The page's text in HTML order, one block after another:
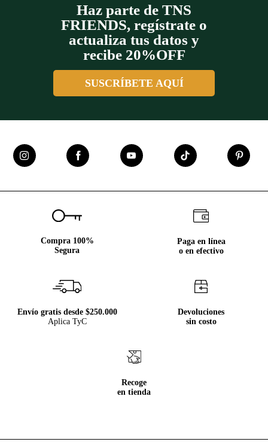
Haz parte de TNS
FRIENDS, regístrate o
actualiza tus datos y
recibe 20%OFF
SUSCRÍBETE AQUÍ
Compra 100%
Segura
Paga en línea
o en efectivo
Envío gratis desde $250.000
Aplica TyC
Devoluciones
sin costo
Recoge
en tienda